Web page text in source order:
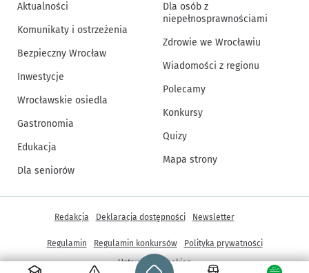
Strona główna - wroclaw.pl
Aktualności
Komunikaty i ostrzeżenia
Bezpieczny Wrocław
Inwestycje
Wrocławskie osiedla
Gastronomia
Edukacja
Dla seniorów
Dla osób z
niepełnosprawnościami
Zdrowie we Wrocławiu
Wiadomości z regionu
Polecamy
Konkursy
Quizy
Mapa strony
Inne informacje
Redakcja Deklaracja dostępności Newsletter
Regulamin Regulamin konkursów
Polityka prywatności
Ustawienia cookies